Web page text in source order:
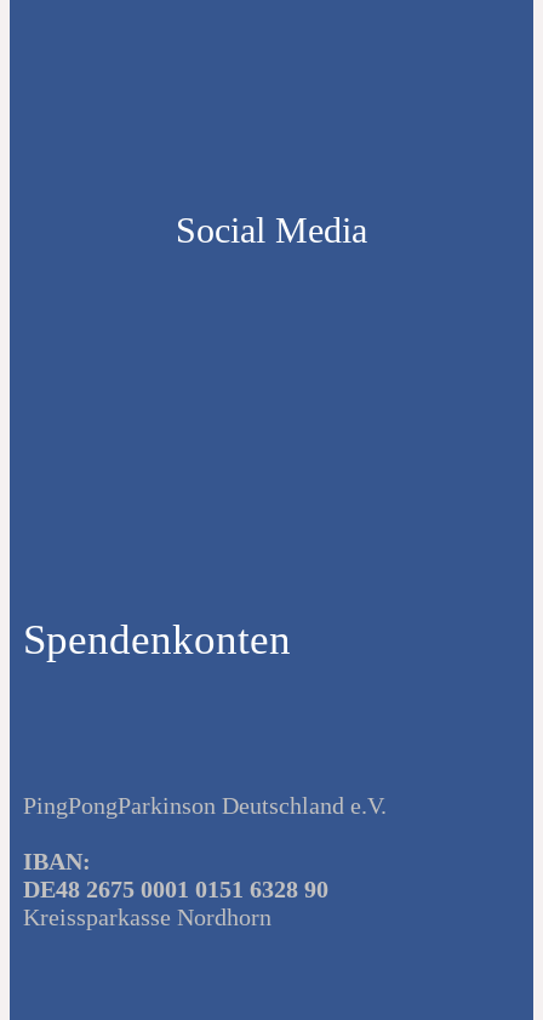
Social Media
Spendenkonten
PingPongParkinson Deutschland e.V.
IBAN:
DE48 2675 0001 0151 6328 90
Kreissparkasse Nordhorn